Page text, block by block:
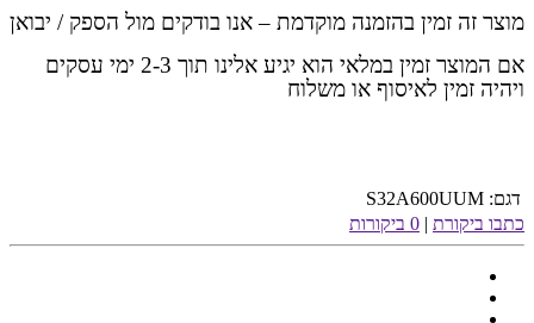
מוצר זה זמין בהזמנה מוקדמת – אנו בודקים מול הספק / יבואן
אם המוצר זמין במלאי הוא יגיע אלינו תוך 2-3 ימי עסקים
ויהיה זמין לאיסוף או משלוח
דגם: S32A600UUM
כתבו ביקורת | 0 ביקורות